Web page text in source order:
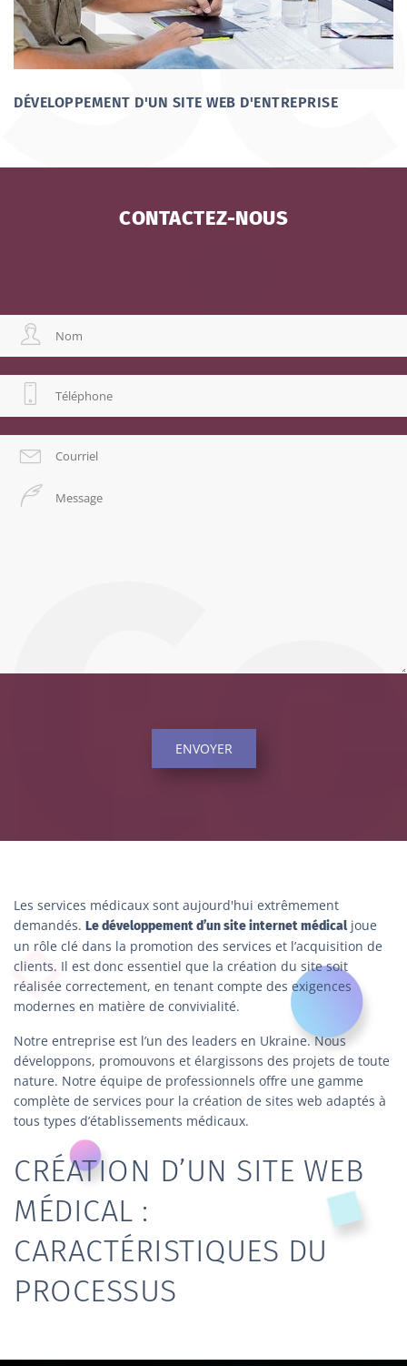
DÉVELOPPEMENT D'UN SITE WEB D'ENTREPRISE
CONTACTEZ-NOUS
ENVOYER
Les services médicaux sont aujourd'hui extrêmement
demandés. Le développement d’un site internet médical joue
un rôle clé dans la promotion des services et l’acquisition de
clients. Il est donc essentiel que la création du site soit
réalisée correctement, en tenant compte des exigences
modernes en matière de convivialité.
Notre entreprise est l’un des leaders en Ukraine. Nous
développons, promouvons et élargissons des projets de toute
nature. Notre équipe de professionnels offre une gamme
complète de services pour la création de sites web adaptés à
tous types d’établissements médicaux.
CRÉATION D’UN SITE WEB
MÉDICAL :
CARACTÉRISTIQUES DU
PROCESSUS